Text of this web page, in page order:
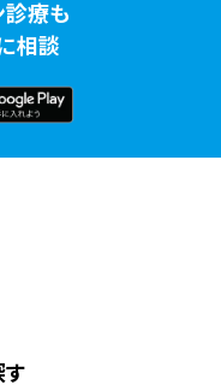
療も
相談